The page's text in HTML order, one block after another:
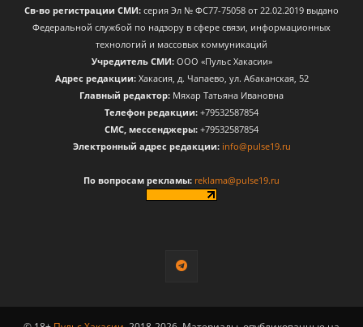
Св-во регистрации СМИ: серия Эл № ФС77-75058 от 22.02.2019 выдано
Федеральной службой по надзору в сфере связи, информационных
технологий и массовых коммуникаций
Учредитель СМИ:ООО «Пульс Хакасии»
Адрес редакции:Хакасия, д. Чапаево, ул. Абаканская, 52
Главный редактор: Мяхар Татьяна Ивановна
Телефон редакции: +79532587854
CМС, мессенджеры: +79532587854
Электронный адрес редакции: info@pulse19.ru
По вопросам рекламы: reklama@pulse19.ru